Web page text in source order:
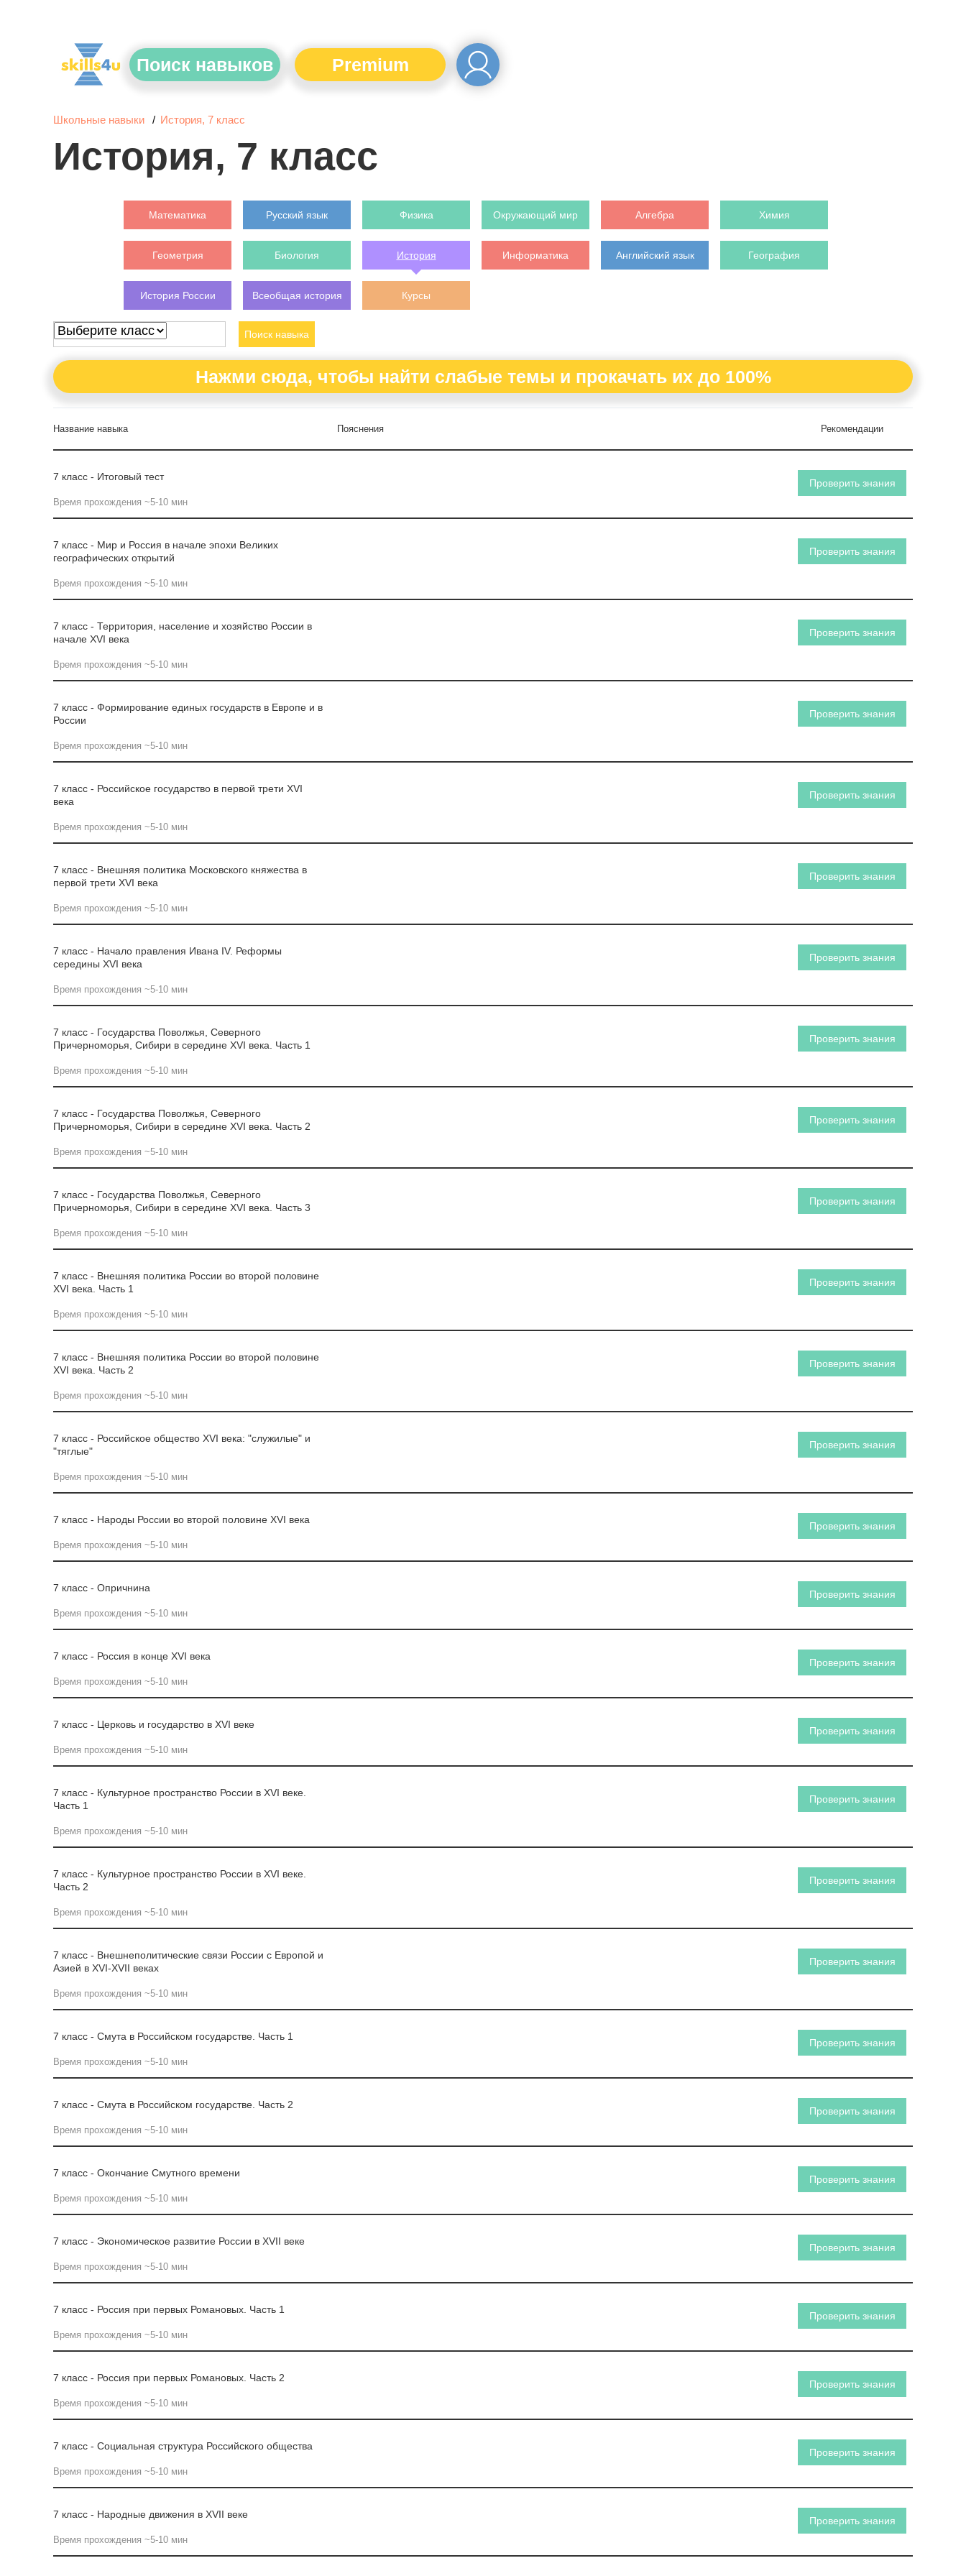
Поиск навыков Premium
Школьные навыки История, 7 класс
История, 7 класс
Математика Русский язык Физика Окружающий мир Алгебра Химия
Геометрия Биология История Информатика Английский язык География
История России Всеобщая история Курсы
Поиск навыка
Нажми сюда, чтобы найти слабые темы и прокачать их до 100%
Название навыка Пояснения Рекомендации
7 класс - Итоговый тест
Время прохождения ~5-10 мин
Проверить знания
7 класс - Мир и Россия в начале эпохи Великих
географических открытий
Время прохождения ~5-10 мин
Проверить знания
7 класс - Территория, население и хозяйство России в
начале XVI века
Время прохождения ~5-10 мин
Проверить знания
7 класс - Формирование единых государств в Европе и в
России
Время прохождения ~5-10 мин
Проверить знания
7 класс - Российское государство в первой трети XVI
века
Время прохождения ~5-10 мин
Проверить знания
7 класс - Внешняя политика Московского княжества в
первой трети XVI века
Время прохождения ~5-10 мин
Проверить знания
7 класс - Начало правления Ивана IV. Реформы
середины XVI века
Время прохождения ~5-10 мин
Проверить знания
7 класс - Государства Поволжья, Северного
Причерноморья, Сибири в середине XVI века. Часть 1
Время прохождения ~5-10 мин
Проверить знания
7 класс - Государства Поволжья, Северного
Причерноморья, Сибири в середине XVI века. Часть 2
Время прохождения ~5-10 мин
Проверить знания
7 класс - Государства Поволжья, Северного
Причерноморья, Сибири в середине XVI века. Часть 3
Время прохождения ~5-10 мин
Проверить знания
7 класс - Внешняя политика России во второй половине
XVI века. Часть 1
Время прохождения ~5-10 мин
Проверить знания
7 класс - Внешняя политика России во второй половине
XVI века. Часть 2
Время прохождения ~5-10 мин
Проверить знания
7 класс - Российское общество XVI века: "служилые" и
"тяглые"
Время прохождения ~5-10 мин
Проверить знания
7 класс - Народы России во второй половине XVI века
Время прохождения ~5-10 мин
Проверить знания
7 класс - Опричнина
Время прохождения ~5-10 мин
Проверить знания
7 класс - Россия в конце XVI века
Время прохождения ~5-10 мин
Проверить знания
7 класс - Церковь и государство в XVI веке
Время прохождения ~5-10 мин
Проверить знания
7 класс - Культурное пространство России в XVI веке.
Часть 1
Время прохождения ~5-10 мин
Проверить знания
7 класс - Культурное пространство России в XVI веке.
Часть 2
Время прохождения ~5-10 мин
Проверить знания
7 класс - Внешнеполитические связи России с Европой и
Азией в XVI-XVII веках
Время прохождения ~5-10 мин
Проверить знания
7 класс - Смута в Российском государстве. Часть 1
Время прохождения ~5-10 мин
Проверить знания
7 класс - Смута в Российском государстве. Часть 2
Время прохождения ~5-10 мин
Проверить знания
7 класс - Окончание Смутного времени
Время прохождения ~5-10 мин
Проверить знания
7 класс - Экономическое развитие России в XVII веке
Время прохождения ~5-10 мин
Проверить знания
7 класс - Россия при первых Романовых. Часть 1
Время прохождения ~5-10 мин
Проверить знания
7 класс - Россия при первых Романовых. Часть 2
Время прохождения ~5-10 мин
Проверить знания
7 класс - Социальная структура Российского общества
Время прохождения ~5-10 мин
Проверить знания
7 класс - Народные движения в XVII веке
Время прохождения ~5-10 мин
Проверить знания